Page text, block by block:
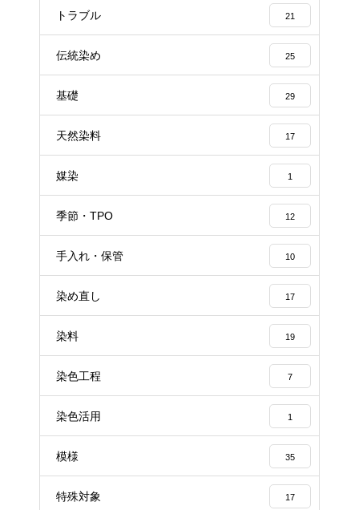
トラブル 21
伝統染め 25
基礎 29
天然染料 17
媒染 1
季節・TPO 12
手入れ・保管 10
染め直し 17
染料 19
染色工程 7
染色活用 1
模様 35
特殊対象 17